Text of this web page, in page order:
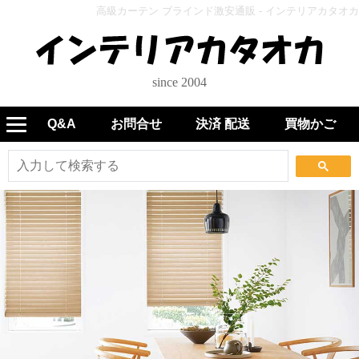
高級カーテン ブラインド激安通販 - インテリアカタオカ
since 2004
Q&A お問合せ 決済 配送 買物かご